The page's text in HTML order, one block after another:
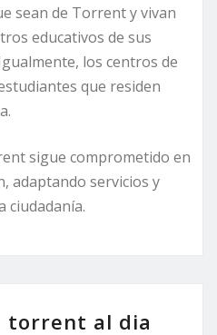
sean de Torrent y vivan
educativos de sus
los centros de
que residen
sigue comprometido en
adaptando servicios y
ciudadanía.
torrent al dia